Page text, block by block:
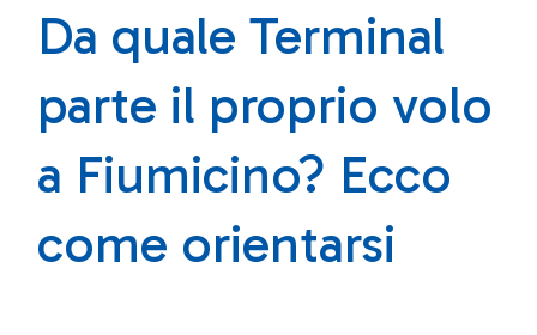
Da quale Terminal
parte il proprio volo
a Fiumicino? Ecco
come orientarsi